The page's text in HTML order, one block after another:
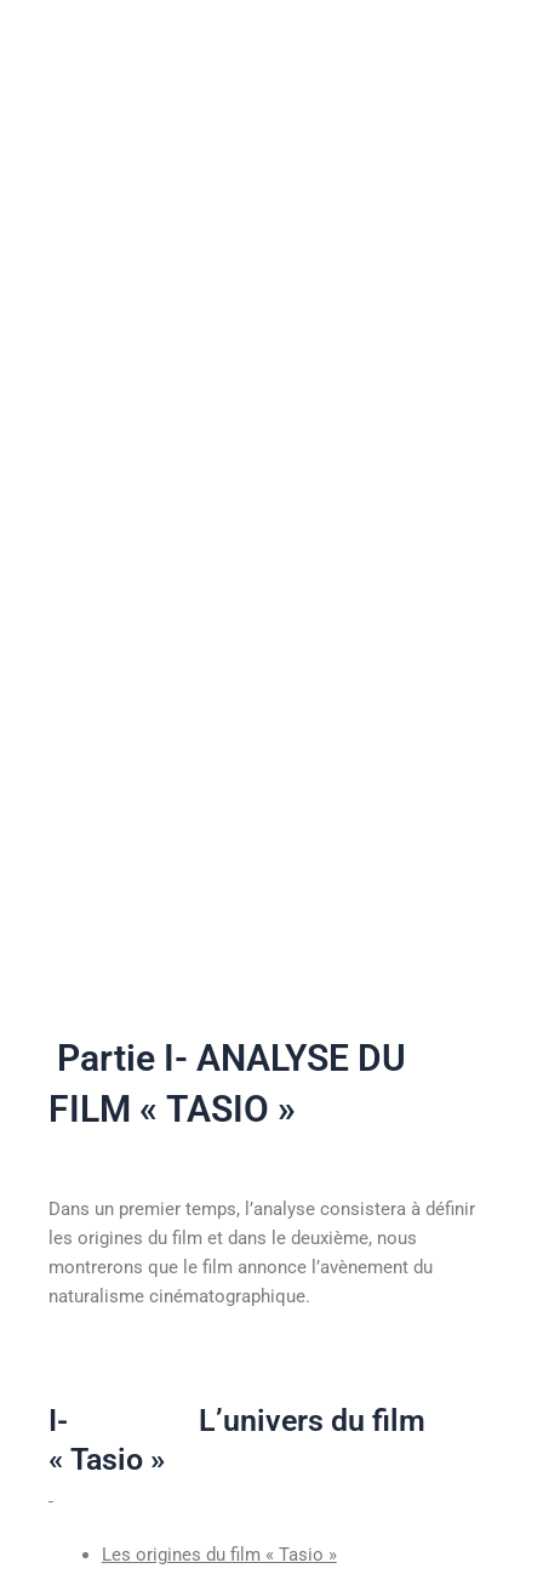
Partie I- ANALYSE DU
FILM « TASIO »
Dans un premier temps, l’analyse consistera à définir
les origines du film et dans le deuxième, nous
montrerons que le film annonce l’avènement du
naturalisme cinématographique.
I- L’univers du film
« Tasio »
Les origines du film « Tasio »